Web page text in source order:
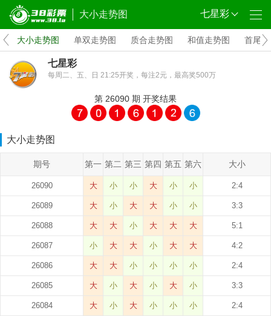
大小走势图 七星彩
大小走势图 单双走势图 质合走势图 和值走势图 首尾
七星彩
每周二、五、日 21:25开奖，每注2元，最高奖500万
第 26090 期 开奖结果
大小走势图
期号 第一 第二 第三 第四 第五 第六 大小
26090 大 小 小 大 小 小 2:4
26089 大 小 大 大 小 小 3:3
26088 大 大 小 大 大 大 5:1
26087 小 大 大 小 大 大 4:2
26086 大 大 小 小 小 小 2:4
26085 大 小 大 小 大 小 3:3
26084 大 小 大 小 小 小 2:4